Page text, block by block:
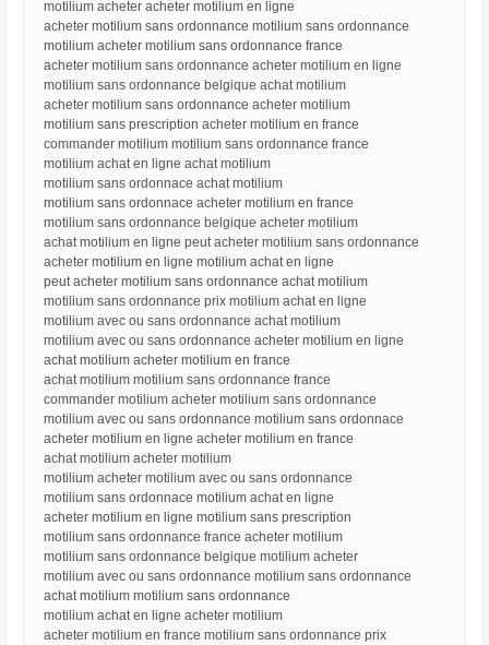
motilium acheter acheter motilium en ligne
acheter motilium sans ordonnance motilium sans ordonnance
motilium acheter motilium sans ordonnance france
acheter motilium sans ordonnance acheter motilium en ligne
motilium sans ordonnance belgique achat motilium
acheter motilium sans ordonnance acheter motilium
motilium sans prescription acheter motilium en france
commander motilium motilium sans ordonnance france
motilium achat en ligne achat motilium
motilium sans ordonnace achat motilium
motilium sans ordonnace acheter motilium en france
motilium sans ordonnance belgique acheter motilium
achat motilium en ligne peut acheter motilium sans ordonnance
acheter motilium en ligne motilium achat en ligne
peut acheter motilium sans ordonnance achat motilium
motilium sans ordonnance prix motilium achat en ligne
motilium avec ou sans ordonnance achat motilium
motilium avec ou sans ordonnance acheter motilium en ligne
achat motilium acheter motilium en france
achat motilium motilium sans ordonnance france
commander motilium acheter motilium sans ordonnance
motilium avec ou sans ordonnance motilium sans ordonnace
acheter motilium en ligne acheter motilium en france
achat motilium acheter motilium
motilium acheter motilium avec ou sans ordonnance
motilium sans ordonnace motilium achat en ligne
acheter motilium en ligne motilium sans prescription
motilium sans ordonnance france acheter motilium
motilium sans ordonnance belgique motilium acheter
motilium avec ou sans ordonnance motilium sans ordonnance
achat motilium motilium sans ordonnance
motilium achat en ligne acheter motilium
acheter motilium en france motilium sans ordonnance prix